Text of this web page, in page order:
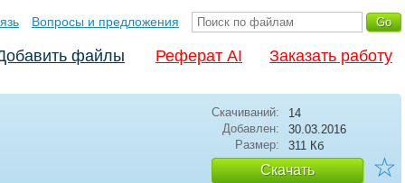
Вопросы и предложения
файлы Реферат AI Заказать работу
Скачиваний:
14
Добавлен:
30.03.2016
Размер:
311 Кб
Скачать ☆